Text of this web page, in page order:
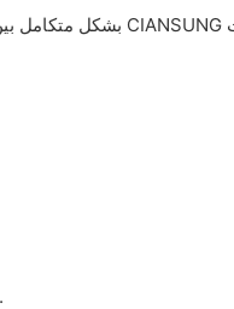
تولي شركتنا أهمية بالغة للابتكار التكنولوجي، وقد تم تشكيل فريق بحث علمي عالي الكفاءة لتوفير دعم تقني قوي لتصنيع منتجات عالية الجودة.